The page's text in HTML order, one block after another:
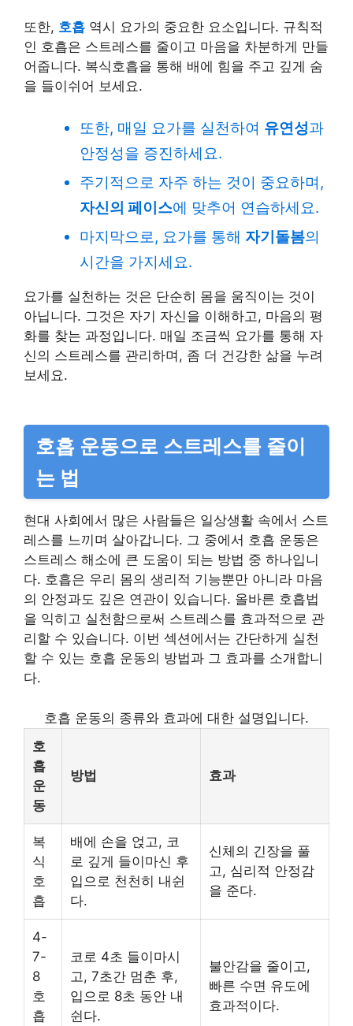
또한, 호흡 역시 요가의 중요한 요소입니다. 규칙적
인 호흡은 스트레스를 줄이고 마음을 차분하게 만들
어줍니다. 복식호흡을 통해 배에 힘을 주고 깊게 숨
을 들이쉬어 보세요.
또한, 매일 요가를 실천하여 유연성과
안정성을 증진하세요.
주기적으로 자주 하는 것이 중요하며,
자신의 페이스에 맞추어 연습하세요.
마지막으로, 요가를 통해 자기돌봄의
시간을 가지세요.
요가를 실천하는 것은 단순히 몸을 움직이는 것이
아닙니다. 그것은 자기 자신을 이해하고, 마음의 평
화를 찾는 과정입니다. 매일 조금씩 요가를 통해 자
신의 스트레스를 관리하며, 좀 더 건강한 삶을 누려
보세요.
호흡 운동으로 스트레스를 줄이
는 법
현대 사회에서 많은 사람들은 일상생활 속에서 스트
레스를 느끼며 살아갑니다. 그 중에서 호흡 운동은
스트레스 해소에 큰 도움이 되는 방법 중 하나입니
다. 호흡은 우리 몸의 생리적 기능뿐만 아니라 마음
의 안정과도 깊은 연관이 있습니다. 올바른 호흡법
을 익히고 실천함으로써 스트레스를 효과적으로 관
리할 수 있습니다. 이번 섹션에서는 간단하게 실천
할 수 있는 호흡 운동의 방법과 그 효과를 소개합니
다.
호흡 운동의 종류와 효과에 대한 설명입니다.
호
흡
운
동
방법 효과
복
식
호
흡
배에 손을 얹고, 코
로 깊게 들이마신 후
입으로 천천히 내쉰
다.
신체의 긴장을 풀
고, 심리적 안정감
을 준다.
4-
7-
8
호
흡
코로 4초 들이마시
고, 7초간 멈춘 후,
입으로 8초 동안 내
쉰다.
불안감을 줄이고,
빠른 수면 유도에
효과적이다.